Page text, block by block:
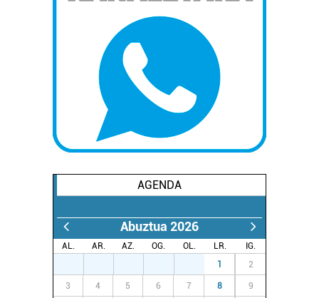
AGENDA
Abuztua 2026
AL. AR. AZ. OG. OL. LR.
IG.
1 2
3 4 5 6 7 8 9